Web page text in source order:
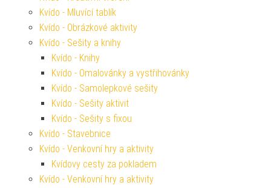
Kvído - Mluvící tablík
Kvído - Obrázkové aktivity
Kvído - Sešity a knihy
Kvído - Knihy
Kvído - Omalovánky a vystřihovánky
Kvído - Samolepkové sešity
Kvído - Sešity aktivit
Kvído - Sešity s fixou
Kvído - Stavebnice
Kvído - Venkovní hry a aktivity
Kvídovy cesty za pokladem
Kvído - Venkovní hry a aktivity